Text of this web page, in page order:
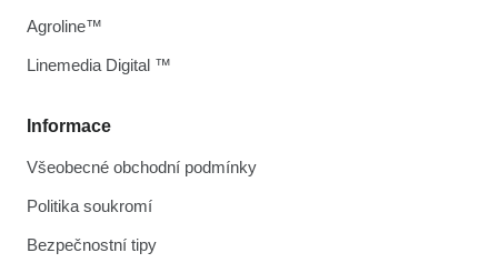
Informace
Všeobecné obchodní podmínky
Politika soukromí
Bezpečnostní tipy
Agroline™
Linemedia Digital ™